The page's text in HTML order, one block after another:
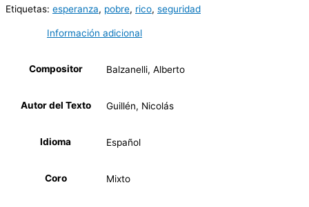
Etiquetas: esperanza, pobre, rico, seguridad
Información adicional
Compositor Balzanelli, Alberto
Autor del Texto Guillén, Nicolás
Idioma Español
Coro Mixto